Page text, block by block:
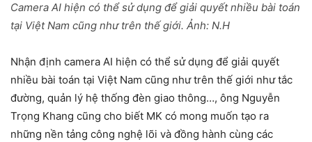
Camera AI hiện có thể sử dụng để giải quyết nhiều bài toán
tại Việt Nam cũng như trên thế giới. Ảnh: N.H
Nhận định camera AI hiện có thể sử dụng để giải quyết
nhiều bài toán tại Việt Nam cũng như trên thế giới như tắc
đường, quản lý hệ thống đèn giao thông…, ông Nguyễn
Trọng Khang cũng cho biết MK có mong muốn tạo ra
những nền tảng công nghệ lõi và đồng hành cùng các